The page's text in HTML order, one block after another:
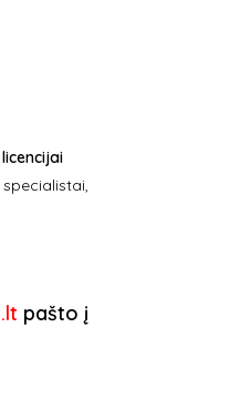
pašto į